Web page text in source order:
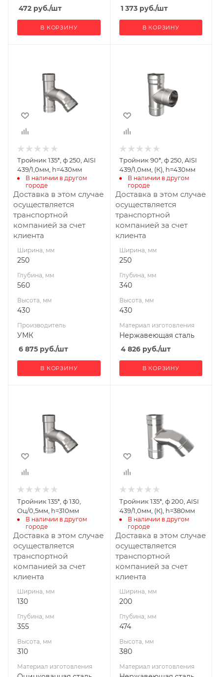
472 руб./шт
В КОРЗИНУ
1 373руб./шт
В КОРЗИНУ
Глубина, мм
Высота, мм
430
Производитель
Тройник 135*, ф 250, AISI
439/1,0мм, h=430мм
В наличии в другом
городе
Доставка в этом случае
осуществляется
транспортной
компанией за счет
клиента
Ширина, мм
250
Глубина, мм
560
Высота, мм
430
Производитель
УМК
6 875 руб./шт
В КОРЗИНУ
Глубина, мм
Высота, мм
430
Материал
Нержавеющая
сталь
Тройник 90*, ф 250, AISI
439/1,0мм, (К), h=430мм
В наличии в другом
городе
Доставка в этом случае
осуществляется
транспортной
компанией за счет
клиента
Ширина, мм
250
Глубина, мм
340
Высота, мм
430
Материал изготовления
Нержавеющая сталь
4 826руб./шт
В КОРЗИНУ
Глубина, мм
Высота, мм
310
Материал
Оцинкованная
сталь
Производитель
УМК
Тройник 135*, ф 130,
Оц/0,5мм, h=310мм
В наличии в другом
городе
Доставка в этом случае
осуществляется
транспортной
компанией за счет
клиента
Ширина, мм
130
Глубина, мм
355
Высота, мм
310
Материал изготовления
Глубина, мм
Высота, мм
380
Материал
Нержавеющая
сталь
Диаметр дымохода,
200
Производитель
УМК
Тройник 135*, ф 200, AISI
439/1,0мм, (К), h=380мм
В наличии в другом
городе
Доставка в этом случае
осуществляется
транспортной
компанией за счет
клиента
Ширина, мм
200
Глубина, мм
474
Высота, мм
380
Материал изготовления